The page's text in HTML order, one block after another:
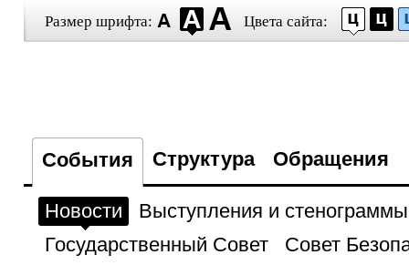
Размер шрифта: Цвета сайта:
События Структура Обращения
Новости
Выступления и стенограммы
Государственный Совет
Совет